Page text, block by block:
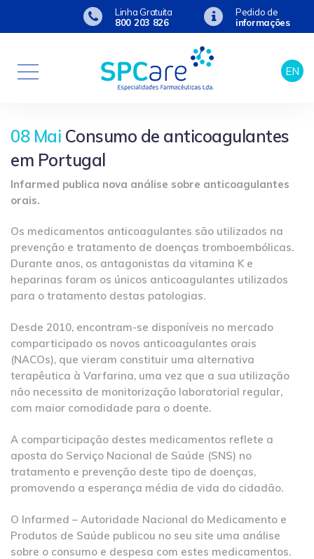
Linha Gratuita
800 203 826
Pedido de
informações
EN
08 Mai Consumo de anticoagulantes
em Portugal
Infarmed publica nova análise sobre anticoagulantes
orais.
Os medicamentos anticoagulantes são utilizados na
prevenção e tratamento de doenças tromboembólicas.
Durante anos, os antagonistas da vitamina K e
heparinas foram os únicos anticoagulantes utilizados
para o tratamento destas patologias.
Desde 2010, encontram-se disponíveis no mercado
comparticipado os novos anticoagulantes orais
(NACOs), que vieram constituir uma alternativa
terapêutica à Varfarina, uma vez que a sua utilização
não necessita de monitorização laboratorial regular,
com maior comodidade para o doente.
A comparticipação destes medicamentos reflete a
aposta do Serviço Nacional de Saúde (SNS) no
tratamento e prevenção deste tipo de doenças,
promovendo a esperança média de vida do cidadão.
O Infarmed – Autoridade Nacional do Medicamento e
Produtos de Saúde publicou no seu site uma análise
sobre o consumo e despesa com estes medicamentos.